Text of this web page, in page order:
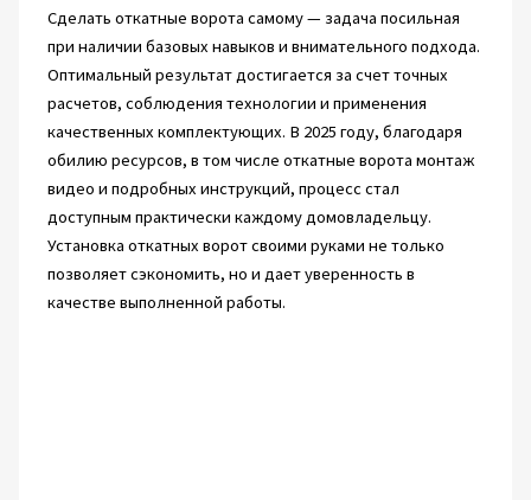
Сделать откатные ворота самому — задача посильная
при наличии базовых навыков и внимательного подхода.
Оптимальный результат достигается за счет точных
расчетов, соблюдения технологии и применения
качественных комплектующих. В 2025 году, благодаря
обилию ресурсов, в том числе откатные ворота монтаж
видео и подробных инструкций, процесс стал
доступным практически каждому домовладельцу.
Установка откатных ворот своими руками не только
позволяет сэкономить, но и дает уверенность в
качестве выполненной работы.